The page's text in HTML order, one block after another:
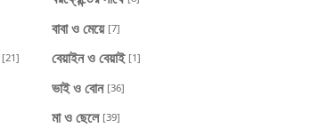
বাবা ও মেয়ে [7]
[21] বেয়াইন ও বেয়াই [1]
ভাই ও বোন [36]
মা ও ছেলে [39]